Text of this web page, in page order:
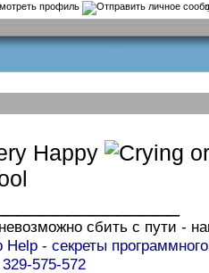
сбить с пути -
Help - секреты
575-572